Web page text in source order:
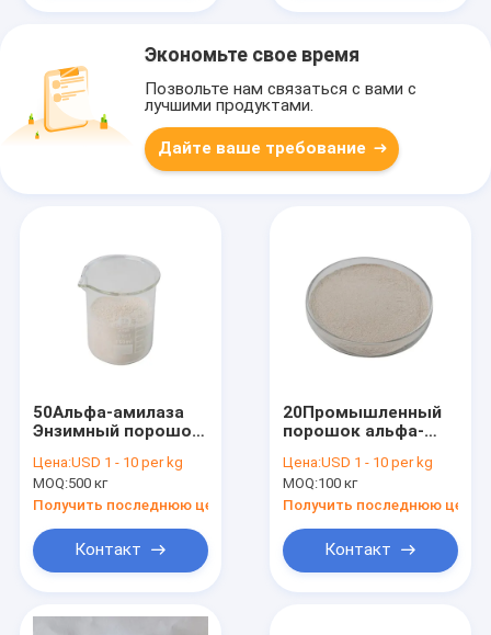
Экономьте свое время
Позвольте нам связаться с вами с
лучшими продуктами.
Дайте ваше требование
50Альфа-амилаза
Энзимный порошок
использования
кормовых
питательных
веществ
Цена:USD 1 - 10 per kg
MOQ:500 кг
Получить последнюю цену
Контакт
20Промышленный
порошок альфа-
дезинфекции
текстиля
Цена:USD 1 - 10 per kg
MOQ:100 кг
Получить последнюю цену
Контакт